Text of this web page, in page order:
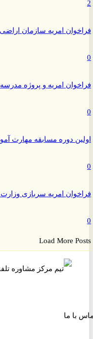
امریه سازمان اراضی اعزام
امریه و پروژه مدرسه
دوره مسابقه مهارت آموزی 1402
امریه سربازی وزارت
Load More
ما